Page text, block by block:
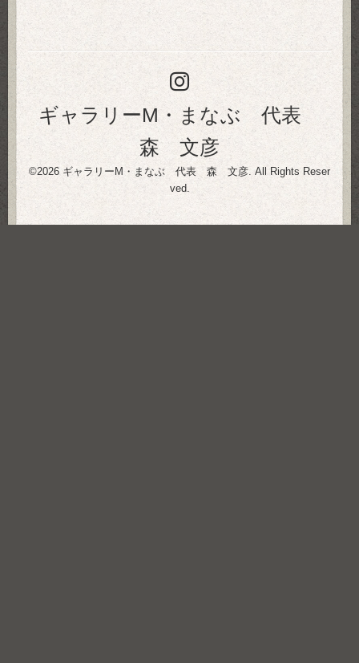
ギャラリーM・まなぶ 代表
森 文彦
©2026 ギャラリーM・まなぶ 代表 森 文彦 . All Rights Reser
ved.